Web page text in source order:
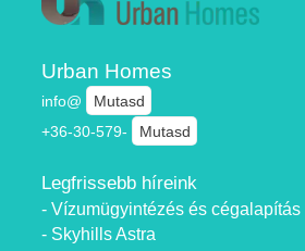
Urban Homes
info@
Mutasd
+36-30-579-
Mutasd
Legfrissebb híreink
- Vízumügyintézés és cégalapítás
- Skyhills Astra